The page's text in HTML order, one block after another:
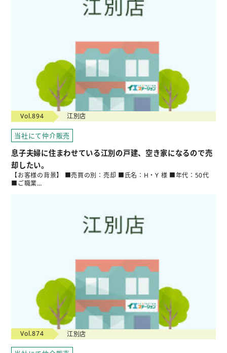
Vol.894 江別店
当社にて仲介販売
息子夫婦に住まわせている江別の戸建、空き家になるので売
却したい。
【お客様の背景】 ■売買の別：売却 ■氏名：H・Y 様 ■年代：50代
■ご職業…
Vol.874 江別店